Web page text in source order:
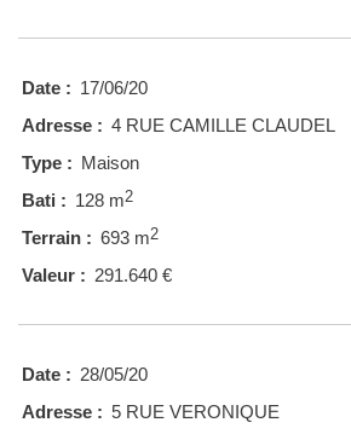
Date : 17/06/20
Adresse : 4 RUE CAMILLE CLAUDEL
Type : Maison
Bati : 128 m2
Terrain : 693 m2
Valeur : 291.640 €
Date : 28/05/20
Adresse : 5 RUE VERONIQUE